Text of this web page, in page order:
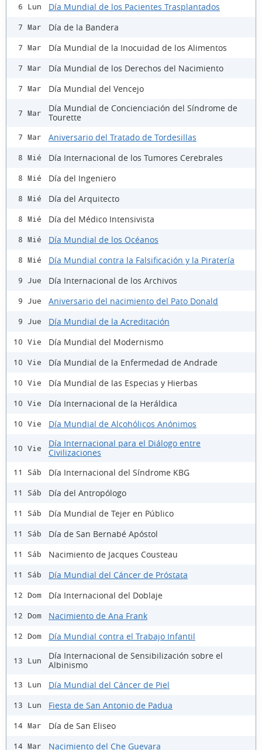
6 Lun Día Mundial de los Pacientes Trasplantados
7 Mar Día de la Bandera
7 Mar Día Mundial de la Inocuidad de los Alimentos
7 Mar Día Mundial de los Derechos del Nacimiento
7 Mar Día Mundial del Vencejo
7 Mar
Día Mundial de Concienciación del Síndrome de
Tourette
7 Mar Aniversario del Tratado de Tordesillas
8 Mié Día Internacional de los Tumores Cerebrales
8 Mié Día del Ingeniero
8 Mié Día del Arquitecto
8 Mié Día del Médico Intensivista
8 Mié Día Mundial de los Océanos
8 Mié Día Mundial contra la Falsificación y la Piratería
9 Jue Día Internacional de los Archivos
9 Jue Aniversario del nacimiento del Pato Donald
9 Jue Día Mundial de la Acreditación
10 Vie Día Mundial del Modernismo
10 Vie Día Mundial de la Enfermedad de Andrade
10 Vie Día Mundial de las Especias y Hierbas
10 Vie Día Internacional de la Heráldica
10 Vie Día Mundial de Alcohólicos Anónimos
10 Vie
Día Internacional para el Diálogo entre
Civilizaciones
11 Sáb Día Internacional del Síndrome KBG
11 Sáb Día del Antropólogo
11 Sáb Día Mundial de Tejer en Público
11 Sáb Día de San Bernabé Apóstol
11 Sáb Nacimiento de Jacques Cousteau
11 Sáb Día Mundial del Cáncer de Próstata
12 Dom Día Internacional del Doblaje
12 Dom Nacimiento de Ana Frank
12 Dom Día Mundial contra el Trabajo Infantil
13 Lun
Día Internacional de Sensibilización sobre el
Albinismo
13 Lun Día Mundial del Cáncer de Piel
13 Lun Fiesta de San Antonio de Padua
14 Mar Día de San Eliseo
14 Mar Nacimiento del Che Guevara